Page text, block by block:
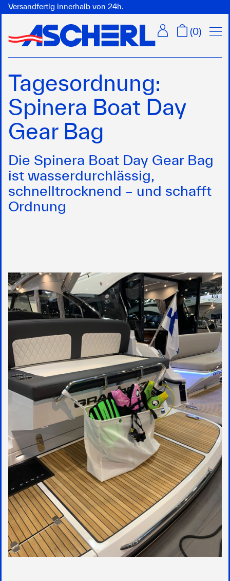
Versandfertig innerhalb von 24h.
(0)
Tagesordnung:
Spinera Boat Day
Gear Bag
Die Spinera Boat Day Gear Bag
ist wasserdurchlässig,
schnelltrocknend – und schafft
Ordnung